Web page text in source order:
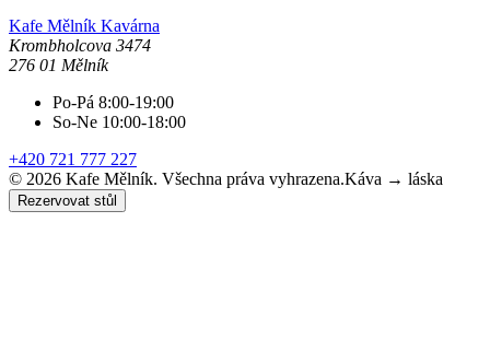
Kafe Mělník Kavárna
Krombholcova 3474
276 01 Mělník
Po-Pá 8:00-19:00
So-Ne 10:00-18:00
+420 721 777 227
© 2026 Kafe Mělník. Všechna práva vyhrazena.Káva → láska
Rezervovat stůl